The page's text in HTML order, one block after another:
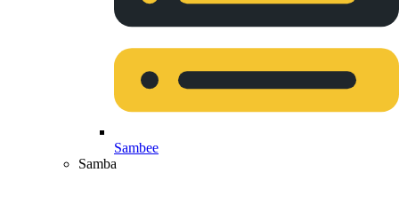
Sambee
Samba